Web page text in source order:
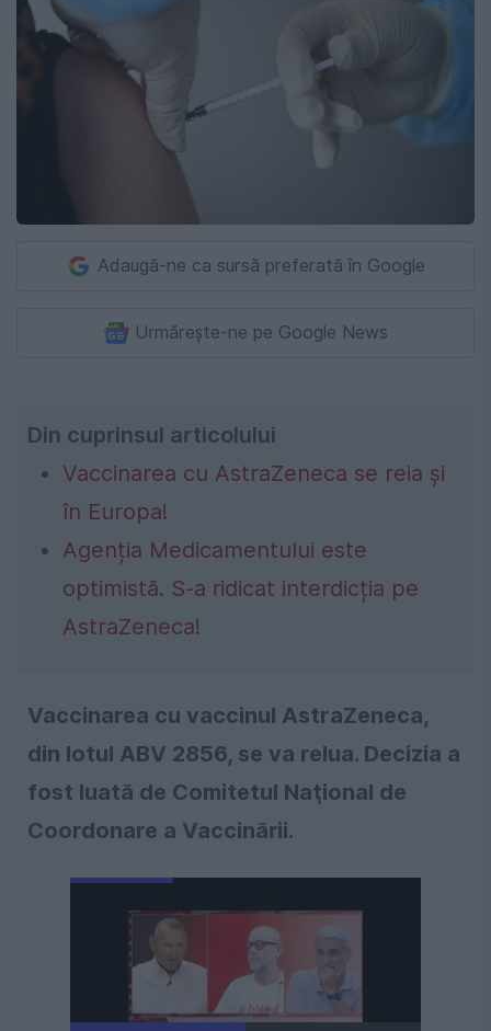
Adaugă-ne ca sursă preferată în Google
Urmărește-ne pe Google News
Din cuprinsul articolului
Vaccinarea cu AstraZeneca se reia și
în Europa!
Agenția Medicamentului este
optimistă. S-a ridicat interdicția pe
AstraZeneca!
Vaccinarea cu vaccinul AstraZeneca,
din lotul ABV 2856, se va relua. Decizia a
fost luată de Comitetul Naţional de
Coordonare a Vaccinării.